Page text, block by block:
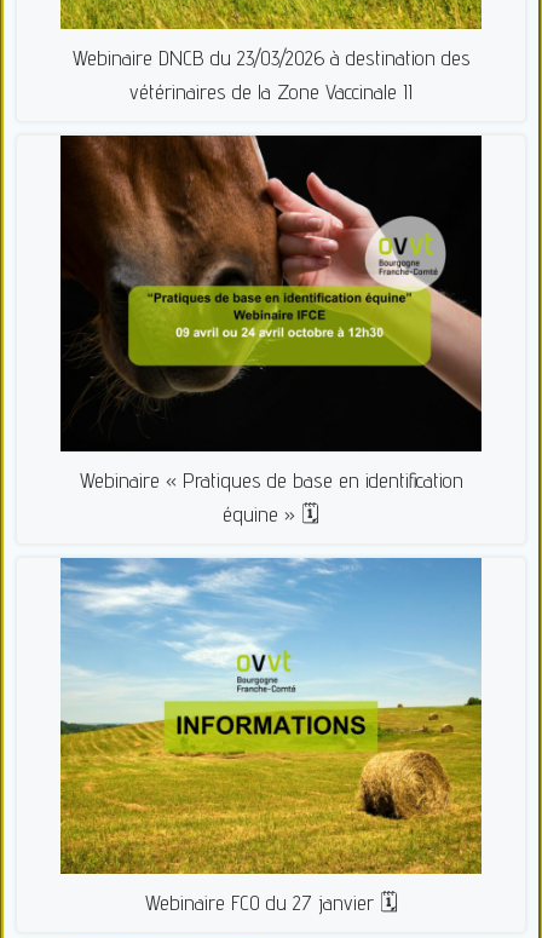
Webinaire DNCB du 23/03/2026 à destination des
vétérinaires de la Zone Vaccinale II
Webinaire « Pratiques de base en identification
équine » 🗓
Webinaire FCO du 27 janvier 🗓